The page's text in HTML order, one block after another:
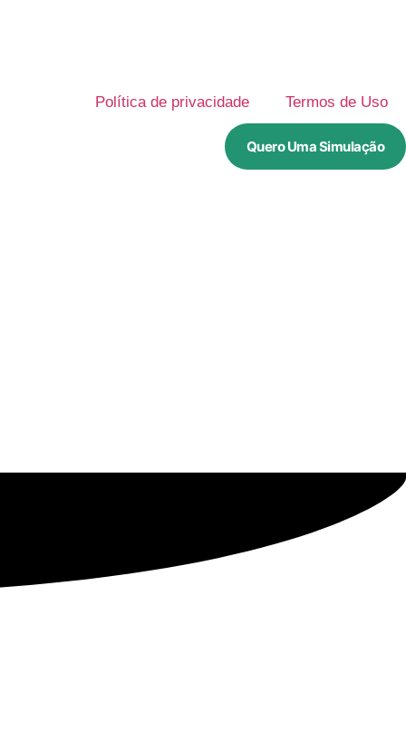
Política de privacidade Termos de Uso
Quero Uma Simulação